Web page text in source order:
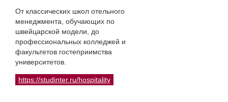
От классических школ отельного
менеджмента, обучающих по
швейцарской модели, до
профессиональных колледжей и
факультетов гостеприимства
университетов.
https://studinter.ru/hospitality